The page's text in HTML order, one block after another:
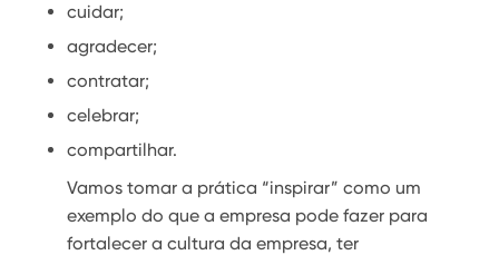
cuidar;
agradecer;
contratar;
celebrar;
compartilhar.
Vamos tomar a prática “inspirar” como um
exemplo do que a empresa pode fazer para
fortalecer a cultura da empresa, ter